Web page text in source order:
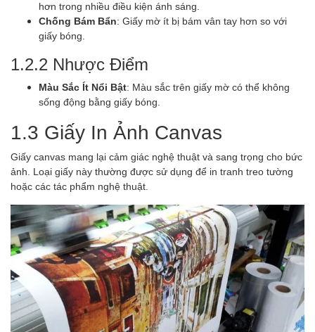
hơn trong nhiều điều kiện ánh sáng.
Chống Bám Bẩn: Giấy mờ ít bị bám vân tay hơn so với
giấy bóng.
1.2.2 Nhược Điểm
Màu Sắc Ít Nổi Bật: Màu sắc trên giấy mờ có thể không
sống động bằng giấy bóng.
1.3 Giấy In Ảnh Canvas
Giấy canvas mang lại cảm giác nghệ thuật và sang trọng cho bức
ảnh. Loại giấy này thường được sử dụng để in tranh treo tường
hoặc các tác phẩm nghệ thuật.